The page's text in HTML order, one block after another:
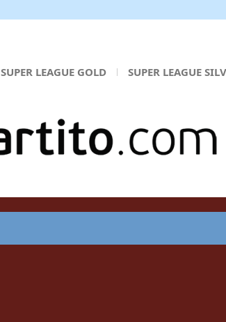
SUPER LEAGUE GOLD SUPER LEAGUE